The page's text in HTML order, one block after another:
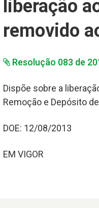
liberação
removido
Resolução 083 de
Dispõe sobre a
Remoção e Depósito
DOE: 12/08/2013
EM VIGOR